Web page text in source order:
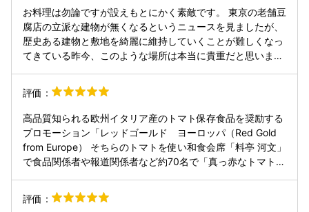
気配りが行き届いていて安心して食事ができました。雰囲
気・料理・サービスのバランスが良く、特別な日や会食にぴ
ったりだと思います。また機会があれば利用したいです。ご
ちそうさまでした。
お料理は勿論ですが設えもとにかく素敵です。 東京の老舗豆
腐店の立派な建物が無くなるというニュースを見ましたが、
歴史ある建物と敷地を綺麗に維持していくことが難しくなっ
てきている昨今、このような場所は本当に貴重だと思いま
伺って沢山撮っちゃいました。 今回はパーティーでお伺いし
たので次回は個人的に来てランチを選んでみたいと思いま
す。
評価：
高品質知られる欧州イタリア産のトマト保存食品を奨励する
プロモーション「レッドゴールド ヨーロッパ（Red Gold
from Europe） そちらのトマトを使い和食会席「料亭 河文」
で食品関係者や報道関係者など約70名で「真っ赤なトマトの
レスコードの赤かゴールドを身につけて☆ メニューはこち
ら‍ ・八寸 岩水雲 鰻寿司 木の芽 甘鯛松笠焼トマトソース 酢
評価：